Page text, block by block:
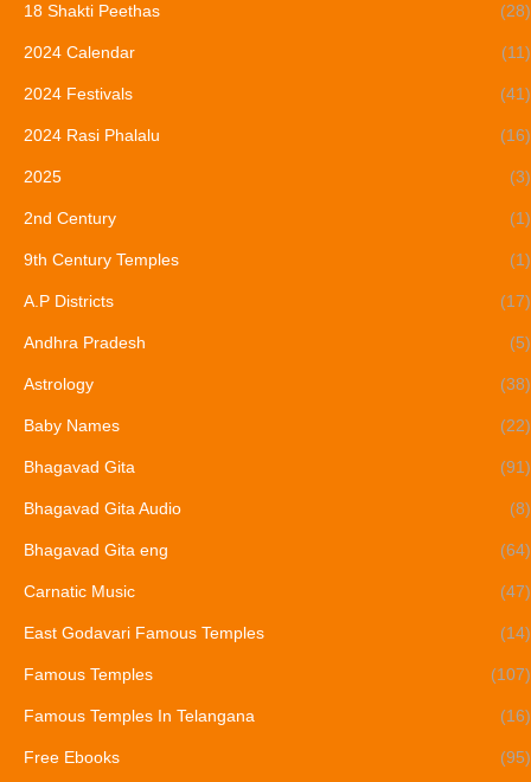
18 Shakti Peethas (28)
2024 Calendar (11)
2024 Festivals (41)
2024 Rasi Phalalu (16)
2025 (3)
2nd Century (1)
9th Century Temples (1)
A.P Districts (17)
Andhra Pradesh (5)
Astrology (38)
Baby Names (22)
Bhagavad Gita (91)
Bhagavad Gita Audio (8)
Bhagavad Gita eng (64)
Carnatic Music (47)
East Godavari Famous Temples (14)
Famous Temples (107)
Famous Temples In Telangana (16)
Free Ebooks (95)